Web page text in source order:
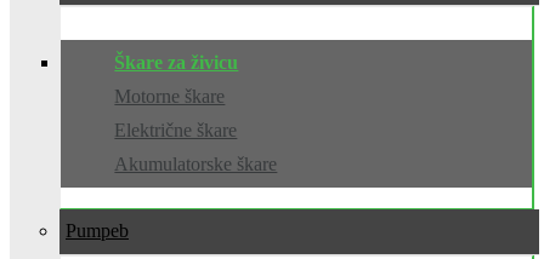
Škare za živicu
Motorne škare
Električne škare
Akumulatorske škare
Pumpe